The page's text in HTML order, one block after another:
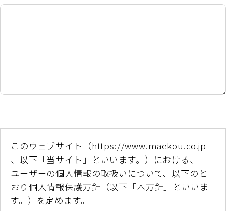
このウェブサイト（https://www.maekou.co.jp
、以下「当サイト」といいます。）における、
ユーザーの個人情報の取扱いについて、以下のと
おり個人情報保護方針（以下「本方針」といいま
す。）を定めます。